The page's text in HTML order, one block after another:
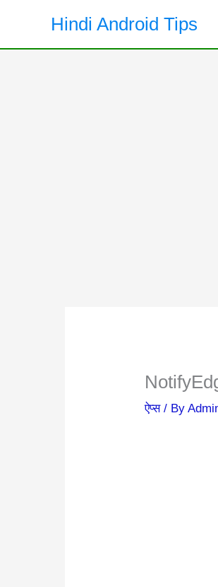
content
Hindi Android Tips
ऐप्स/ By